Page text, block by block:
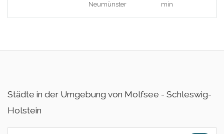
Neumünster
min
Städte in der Umgebung von Molfsee - Schleswig-
Holstein